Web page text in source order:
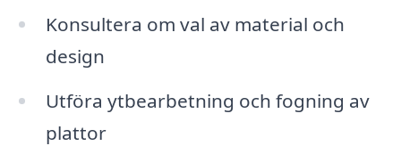
Konsultera om val av material och
design
Utföra ytbearbetning och fogning av
plattor